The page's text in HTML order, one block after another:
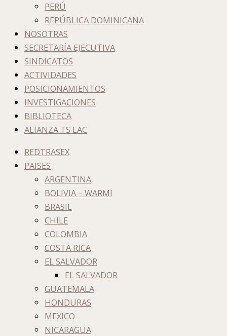
PERÚ
REPÚBLICA DOMINICANA
NOSOTRAS
SECRETARÍA EJECUTIVA
SINDICATOS
ACTIVIDADES
POSICIONAMIENTOS
INVESTIGACIONES
BIBLIOTECA
ALIANZA TS LAC
REDTRASEX
PAISES
ARGENTINA
BOLIVIA – WARMI
BRASIL
CHILE
COLOMBIA
COSTA RICA
EL SALVADOR
EL SALVADOR
GUATEMALA
HONDURAS
MEXICO
NICARAGUA